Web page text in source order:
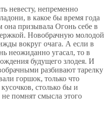
невесту, непременно
в какое бы время года
призывала Огонь себе в
Новобрачную молодой
вокруг очага. А если в
неожиданно угасал, то в
будущего злодея. И
разбивают тарелку
горшок, только что
столько бы и
помнят смысла этого